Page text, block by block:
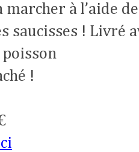
marcher à l’aide
saucisses ! Livré
poisson
!